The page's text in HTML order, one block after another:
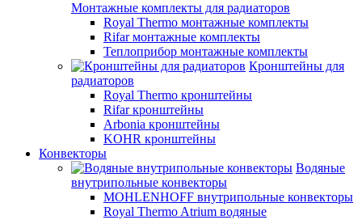
Монтажные комплекты для радиаторов
Royal Thermo монтажные комплекты
Rifar монтажные комплекты
Теплоприбор монтажные комплекты
Кронштейны для
радиаторов
Royal Thermo кронштейны
Rifar кронштейны
Arbonia кронштейны
KOHR кронштейны
Конвекторы
Водяные
внутрипольные конвекторы
MOHLENHOFF внутрипольные конвекторы
Royal Thermo Atrium водяные